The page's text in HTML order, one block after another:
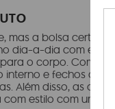
mas a bolsa certa
dia-a-dia com esta
o corpo. Com
e fechos de
Além disso, as
estilo com uma